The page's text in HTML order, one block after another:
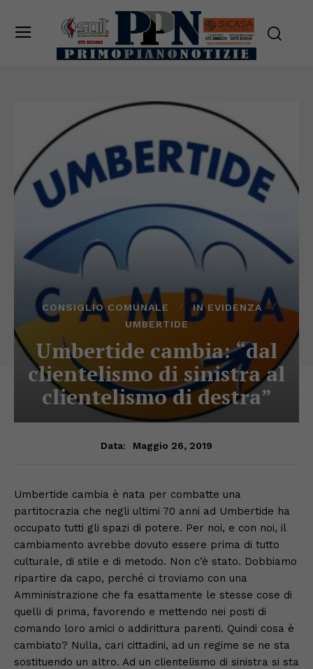
CONSIGLIO COMUNALE
IN EVIDENZA
UMBERTIDE
Umbertide cambia: “dal
clientelismo di sinistra al
clientelismo di destra”
Data: Maggio 26, 2019
Umbertide cambia è nata per combatte una
partitocrazia che negli ultimi 70 anni ad Umbertide ha
occupato tutti gli spazi di potere. Per noi, e con noi, il
cambiamento avrebbe dovuto essere prima di tutto
culturale, di stile e di metodo. Non c’è stato. Dobbiamo
ripartire da capo, perché ci troviamo con una
Amministrazione che fa esattamente le stesse cose di
quelli di prima, favorendo e mettendo nei posti di
comando loro amici o addirittura parenti. Quindi cosa è
cambiato? Nulla, cari cittadini, ad un regime se ne sta
sostituendo un altro. Ad un clientelismo di sinistra si sta